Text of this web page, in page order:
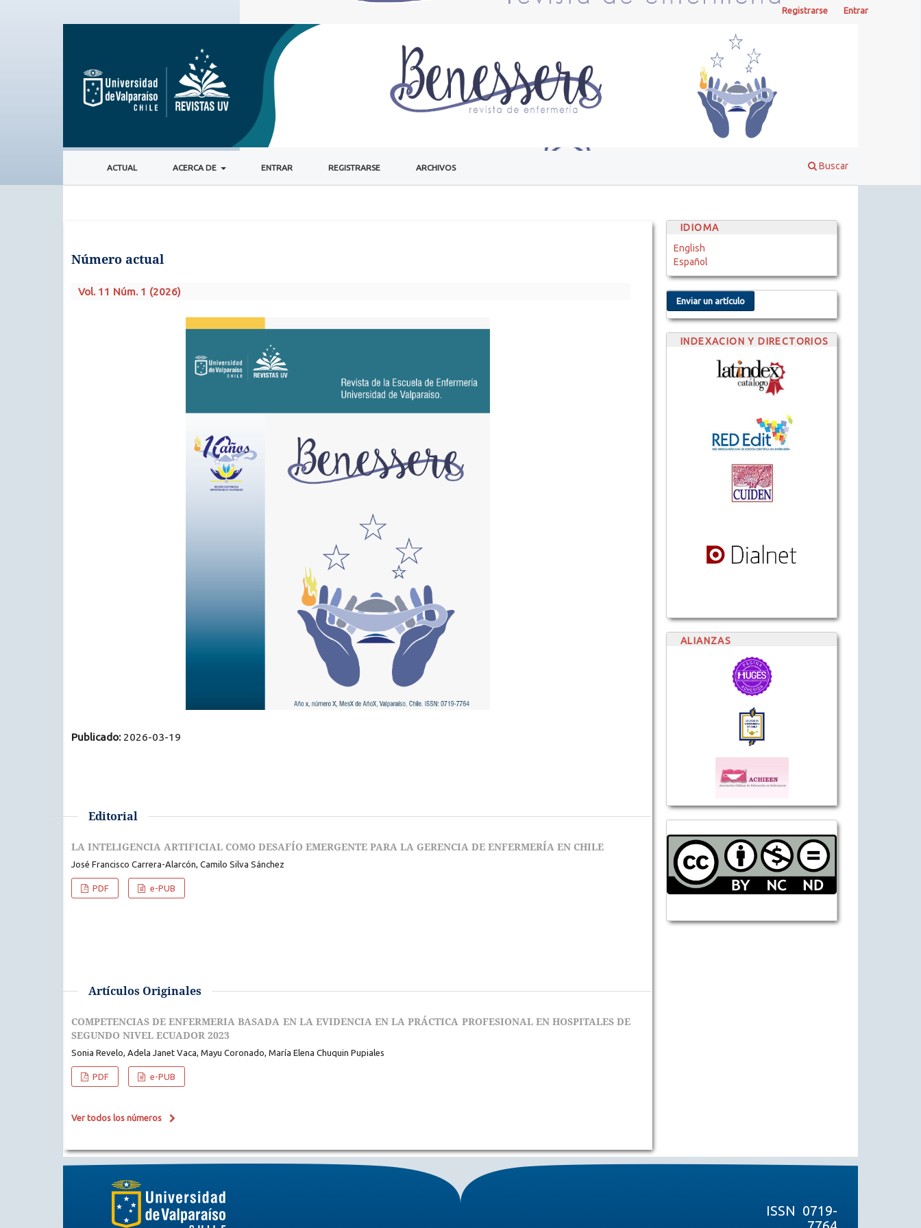
ACTUAL ACERCA DE ENTRAR REGISTRARSE ARCHIVOS Buscar
Registrarse Entrar
Número actual
Vol. 11 Núm. 1 (2026)
Publicado: 2026-03-19
Editorial
LA INTELIGENCIA ARTIFICIAL COMO DESAFÍO EMERGENTE PARA LA GERENCIA DE ENFERMERÍA EN CHILE
José Francisco Carrera-Alarcón, Camilo Silva Sánchez
PDF e-PUB
Artículos Originales
COMPETENCIAS DE ENFERMERIA BASADA EN LA EVIDENCIA EN LA PRÁCTICA PROFESIONAL EN HOSPITALES DE
SEGUNDO NIVEL ECUADOR 2023
Sonia Revelo, Adela Janet Vaca, Mayu Coronado, María Elena Chuquin Pupiales
PDF e-PUB
Ver todos los números
IDIOMA
English
Español
Enviar un artículo
INDEXACION Y DIRECTORIOS
ALIANZAS
ISSN 0719-